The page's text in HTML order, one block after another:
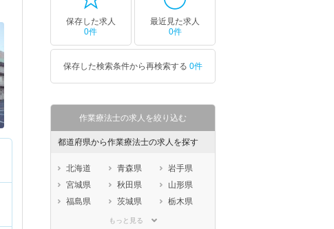
保存した求人
0件
最近見た求人
0件
保存した検索条件から再検索する 0件
作業療法士の求人を絞り込む
都道府県から作業療法士の求人を探す
北海道 青森県
岩手県
宮城県
秋田県
山形県
福島県
茨城県
栃木県
埼玉県
もっと見る